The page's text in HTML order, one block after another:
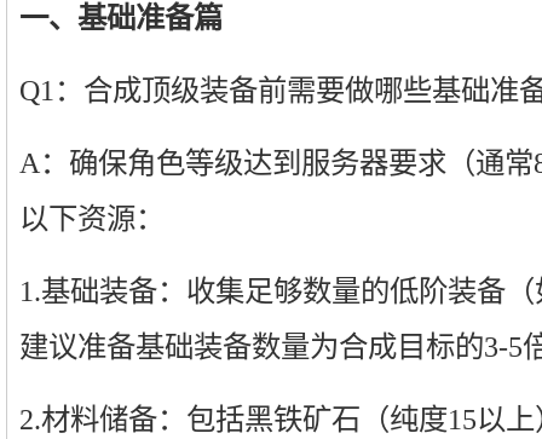
一、基础准备篇
Q1：合成顶级装备前需要做哪些基础准
A：确保角色等级达到服务器要求（通
以下资源：
1.基础装备：收集足够数量的低阶装备
建议准备基础装备数量为合成目标的3-5
2.材料储备：包括黑铁矿石（纯度15以